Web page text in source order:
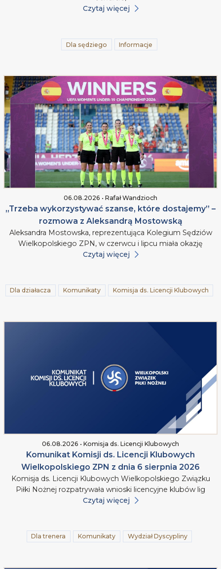
Czytaj więcej
Dla sędziego Informacje
06.08.2026 • Rafał Wandzioch
„Trzeba wykorzystywać szanse, które dostajemy” –
rozmowa z Aleksandrą Mostowską
Aleksandra Mostowska, reprezentująca Kolegium Sędziów
Wielkopolskiego ZPN, w czerwcu i lipcu miała okazję
Czytaj więcej
Dla działacza Komunikaty Komisja ds. Licencji Klubowych
06.08.2026 • Komisja ds. Licencji Klubowych
Komunikat Komisji ds. Licencji Klubowych
Wielkopolskiego ZPN z dnia 6 sierpnia 2026
Komisja ds. Licencji Klubowych Wielkopolskiego Związku
Piłki Nożnej rozpatrywała wnioski licencyjne klubów lig
Czytaj więcej
Dla trenera Komunikaty Wydział Dyscypliny